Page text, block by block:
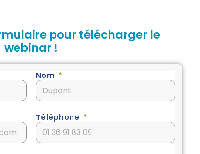
pour télécharger le
webinar !
Nom
Téléphone